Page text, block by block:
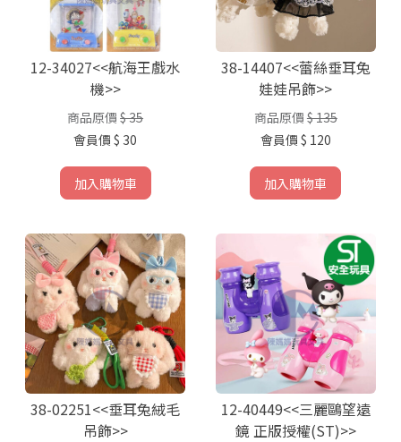
12-34027<<航海王戲水
機>>
商品原價 $ 35
會員價 $ 30
加入購物車
38-14407<<蕾絲垂耳兔
娃娃吊飾>>
商品原價 $ 135
會員價 $ 120
加入購物車
38-02251<<垂耳兔絨毛
吊飾>>
12-40449<<三麗鷗望遠
鏡 正版授權(ST)>>